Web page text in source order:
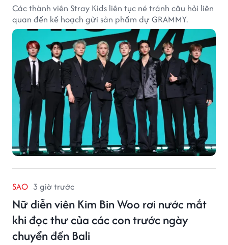
Các thành viên Stray Kids liên tục né tránh câu hỏi liên
quan đến kế hoạch gửi sản phẩm dự GRAMMY.
SAO 3 giờ trước
Nữ diễn viên Kim Bin Woo rơi nước mắt
khi đọc thư của các con trước ngày
chuyển đến Bali